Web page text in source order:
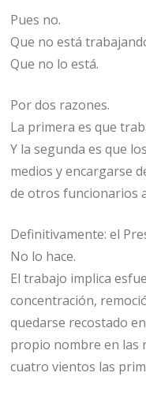
Pues no.
Que no está
Que no lo está.
Por dos razones.
La primera es que
Y la segunda es que
medios y encargarse
de otros funcionarios
Definitivamente: el
No lo hace.
El trabajo implica
concentración,
quedarse recostado
propio nombre en las
cuatro vientos las